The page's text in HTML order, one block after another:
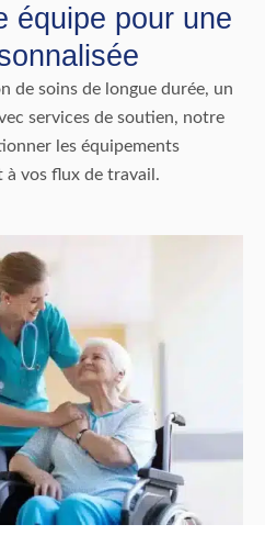
équipe pour une
de soins de longue durée, un
services de soutien, notre
les équipements
à vos flux de travail.